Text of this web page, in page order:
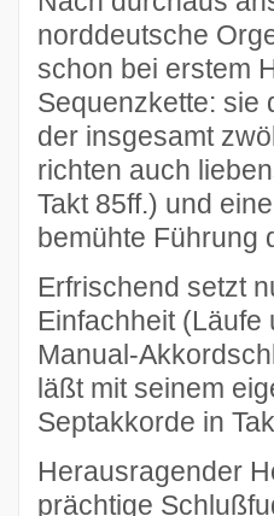
norddeutsche
schon bei erstem
Sequenzkette: sie
der insgesamt
richten auch
Takt 85ff.) und
bemühte Führung
Erfrischend setzt
Einfachheit
Manual-
läßt mit seinem
Septakkorde in
Herausragender
prächtige